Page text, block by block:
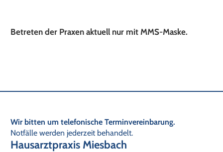
Betreten der Praxen aktuell nur mit MMS-Maske.
Wir bitten um telefonische Terminvereinbarung.
Notfälle werden jederzeit behandelt.
Hausarztpraxis Miesbach